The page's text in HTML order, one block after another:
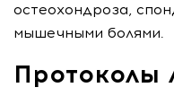
остеохондроза,
мышечными болями.
Протоколы